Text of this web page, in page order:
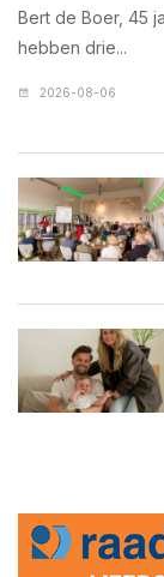
Bert de Boer, 45
hebben drie...
2026-08-06